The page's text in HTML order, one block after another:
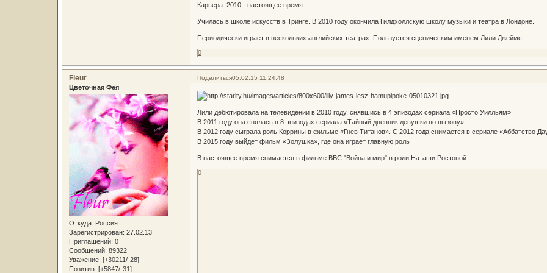
Карьера: 2010 - настоящее время
Училась в школе искусств в Тринге. В 2010 году окончила Гилдхоллскую школу музыки и театра в Лондоне.
Периодически играет в нескольких английских театрах. Пользуется сценическим именем Лили Джеймс.
0
Поделиться05.02.15 11:24:48
Fleur
Цветочная Фея
Откуда: Россия
Зарегистрирован: 27.02.13
Приглашений: 0
Сообщений: 89322
Уважение: [+30211/-28]
Позитив: [+5847/-31]
Лили дебютировала на телевидении в 2010 году, снявшись в 4 эпизодах сериала «Просто Уилльям».
В 2011 году она снялась в 8 эпизодах сериала «Тайный дневник девушки по вызову».
В 2012 году сыграла роль Коррины в фильме «Гнев Титанов». С 2012 года снимается в сериале «Аббатство
В 2015 году выйдет фильм «Золушка», где она играет главную роль
В настоящее время снимается в фильме ВВС "Война и мир" в роли Наташи Ростовой.
0